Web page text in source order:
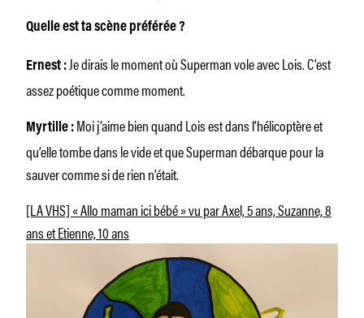
Quelle est ta scène préférée ?
Ernest : Je dirais le moment où Superman vole avec Lois. C’est
assez poétique comme moment.
Myrtille : Moi j’aime bien quand Lois est dans l’hélicoptère et
qu’elle tombe dans le vide et que Superman débarque pour la
sauver comme si de rien n’était.
[LA VHS] « Allo maman ici bébé » vu par Axel, 5 ans, Suzanne, 8
ans et Etienne, 10 ans